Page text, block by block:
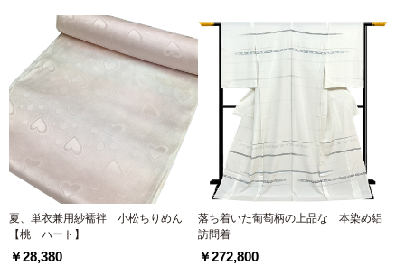
夏、単衣兼用紗襦袢 小松ちりめん
【桃 ハート】
￥28,380
落ち着いた葡萄柄の上品な 本染め絽
訪問着
￥272,800